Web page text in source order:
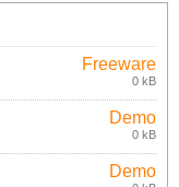
Freeware
0 kB
Demo
0 kB
Demo